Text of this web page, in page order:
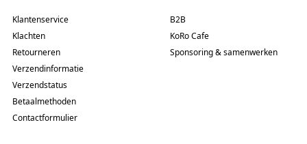
Klantenservice
Klachten
Retourneren
Verzendinformatie
Verzendstatus
Betaalmethoden
Contactformulier
B2B
KoRo Cafe
Sponsoring & samenwerken